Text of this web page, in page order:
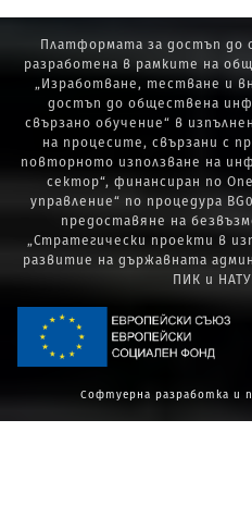
Платформата за достъп до
разработена в рамките на
„Изработване, тестване и
достъп до обществена
свързано обучение“ в
на процесите, свързани с
повторното използване на
сектор“, финансиран по
управление“ по процедура
предоставяне на
„Стратегически проекти в
развитие на държавната
ПИК и
Софтуерна разработка и